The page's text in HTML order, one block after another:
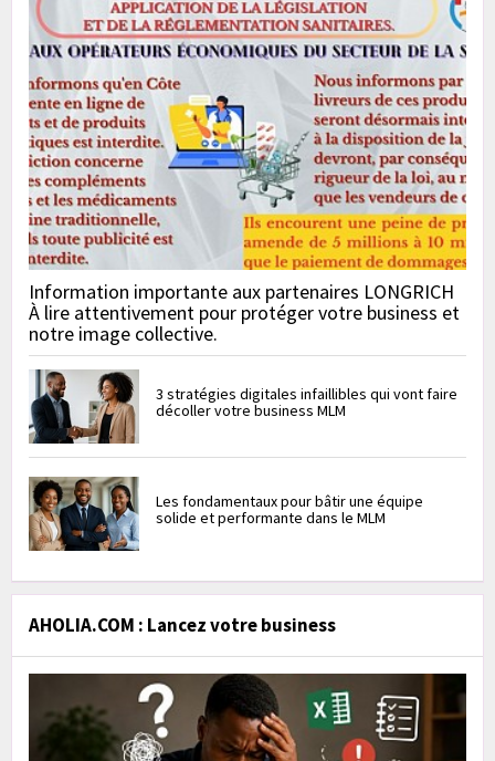
Information importante aux partenaires LONGRICH
À lire attentivement pour protéger votre business et
notre image collective.
3 stratégies digitales infaillibles qui vont faire
décoller votre business MLM
Les fondamentaux pour bâtir une équipe
solide et performante dans le MLM
AHOLIA.COM : Lancez votre business